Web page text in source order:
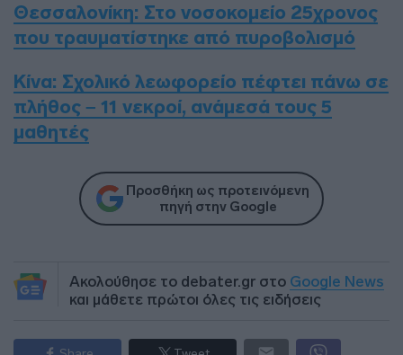
Θεσσαλονίκη: Στο νοσοκομείο 25χρονος
που τραυματίστηκε από πυροβολισμό
Κίνα: Σχολικό λεωφορείο πέφτει πάνω σε
πλήθος – 11 νεκροί, ανάμεσά τους 5
μαθητές
Προσθήκη ως προτεινόμενη
πηγή στην Google
Ακολούθησε το debater.gr στο Google News
και μάθετε πρώτοι όλες τις ειδήσεις